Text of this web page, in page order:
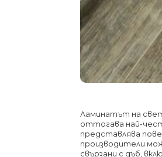
Ламинатът на
оттогава най-
представлява
производители
свързани с дъб,